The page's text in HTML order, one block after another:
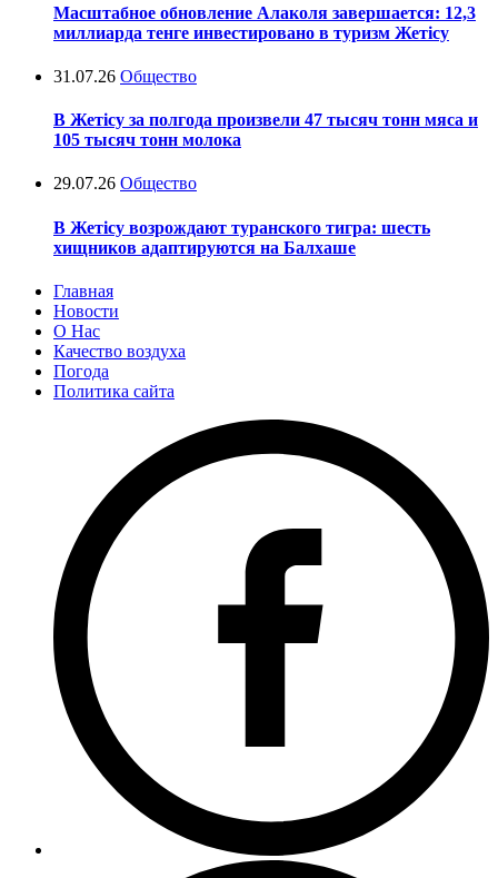
Масштабное обновление Алаколя завершается: 12,3
миллиарда тенге инвестировано в туризм Жетісу
31.07.26 Общество
В Жетісу за полгода произвели 47 тысяч тонн мяса и
105 тысяч тонн молока
29.07.26 Общество
В Жетісу возрождают туранского тигра: шесть
хищников адаптируются на Балхаше
Главная
Новости
О Нас
Качество воздуха
Погода
Политика сайта